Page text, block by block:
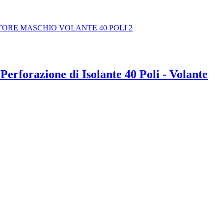
di Isolante 40 Poli - Volante